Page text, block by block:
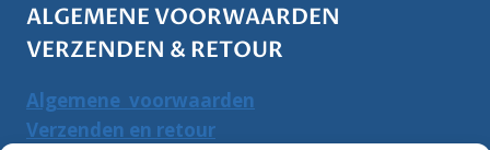
ALGEMENE VOORWAARDEN
VERZENDEN & RETOUR
Algemene voorwaarden
Verzenden en retour